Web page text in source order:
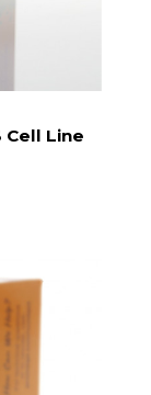
Cell Line